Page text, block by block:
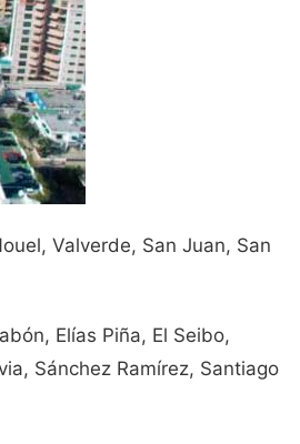
Valverde, San Juan, San
Elías Piña, El Seibo,
Sánchez Ramírez, Santiago